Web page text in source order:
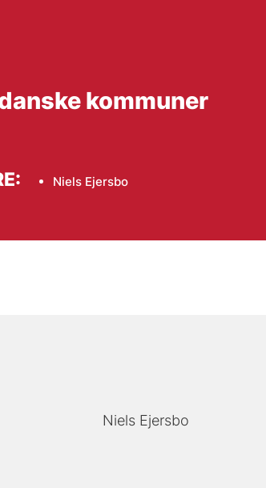
kommuner
Niels Ejersbo
Niels Ejersbo